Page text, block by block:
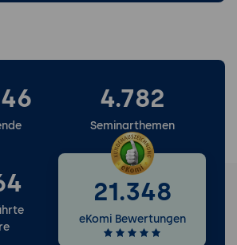
4.782
Seminarthemen
21.348
eKomi Bewertungen